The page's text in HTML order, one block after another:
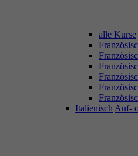
alle Kurse
Italienisch Auf-